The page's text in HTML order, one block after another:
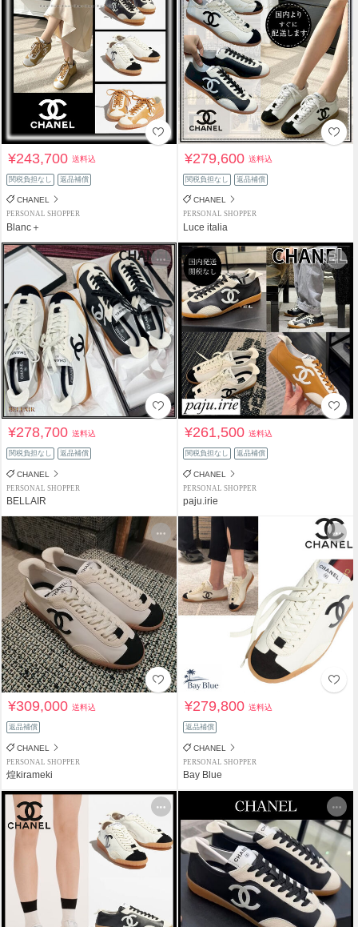
¥243,700送料込
関税負担なし 返品補償
CHANEL
PERSONAL SHOPPER
Blanc＋
¥279,600送料込
関税負担なし 返品補償
CHANEL
PERSONAL SHOPPER
Luce italia
¥278,700送料込
関税負担なし 返品補償
CHANEL
PERSONAL SHOPPER
BELLAIR
¥261,500送料込
関税負担なし 返品補償
CHANEL
PERSONAL SHOPPER
paju.irie
¥309,000送料込
返品補償
CHANEL
PERSONAL SHOPPER
煌kirameki
¥279,800送料込
返品補償
CHANEL
PERSONAL SHOPPER
Bay Blue